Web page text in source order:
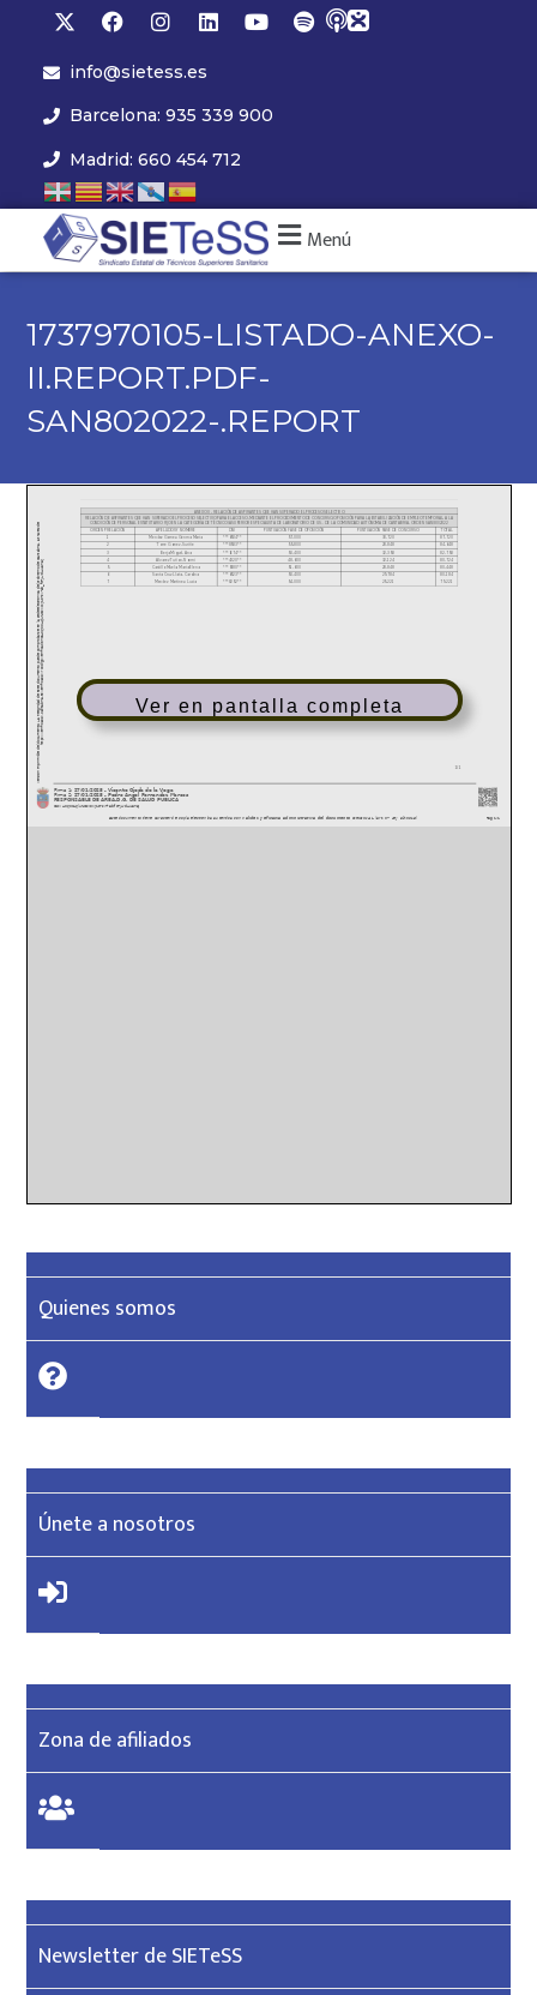
info@sietess.es
Barcelona: 935 339 900
Madrid: 660 454 712
Menú
1737970105-LISTADO-ANEXO-
II.REPORT.PDF-
SAN802022-.REPORT
Ver en pantalla completa
Quienes somos
Únete a nosotros
Zona de afiliados
Newsletter de SIETeSS